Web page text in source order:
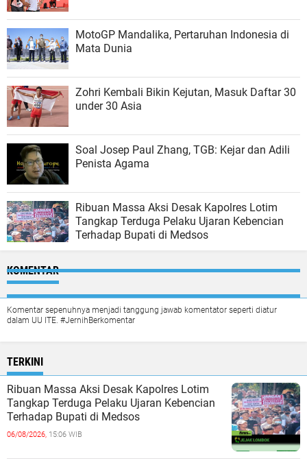
MotoGP Mandalika, Pertaruhan Indonesia di
Mata Dunia
Zohri Kembali Bikin Kejutan, Masuk Daftar 30
under 30 Asia
Soal Josep Paul Zhang, TGB: Kejar dan Adili
Penista Agama
Ribuan Massa Aksi Desak Kapolres Lotim
Tangkap Terduga Pelaku Ujaran Kebencian
Terhadap Bupati di Medsos
KOMENTAR
Komentar sepenuhnya menjadi tanggung jawab komentator seperti diatur
dalam UU ITE. #JernihBerkomentar
TERKINI
Ribuan Massa Aksi Desak Kapolres Lotim
Tangkap Terduga Pelaku Ujaran Kebencian
Terhadap Bupati di Medsos
06/08/2026, 15:06 WIB